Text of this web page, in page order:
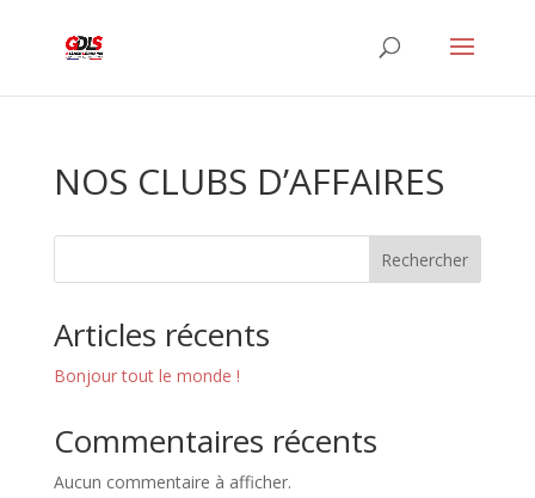
NOS CLUBS D’AFFAIRES
Rechercher
Articles récents
Bonjour tout le monde !
Commentaires récents
Aucun commentaire à afficher.